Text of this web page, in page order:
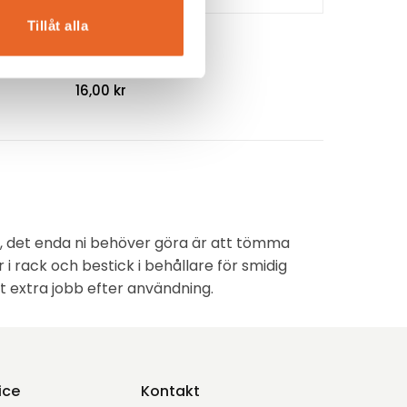
Tillåt allaGlasskål 0,35 L
Ø12cm
16,00 kr
det enda ni behöver göra är att tömma
rack och bestick i behållare för smidig
extra jobb efter användning.
Kontakt